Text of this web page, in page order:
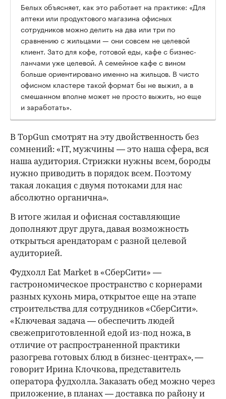
Белых объясняет, как это работает на практике: «Для
аптеки или продуктового магазина офисных
сотрудников можно делить на два или три по
сравнению с жильцами — они совсем не целевой
клиент. Зато для кофе, готовой еды, кафе с бизнес-
ланчами уже целевой. А семейное кафе с вином
больше ориентировано именно на жильцов. В чисто
офисном кластере такой формат бы не выжил, а в
смешанном вполне может не просто выжить, но еще
и заработать».
В TopGun смотрят на эту двойственность без
сомнений: «IT, мужчины — это наша сфера, вся
наша аудитория. Стрижки нужны всем, бороды
нужно приводить в порядок всем. Поэтому
такая локация с двумя потоками для нас
абсолютно органична».
В итоге жилая и офисная составляющие
дополняют друг друга, давая возможность
открыться арендаторам с разной целевой
аудиторией.
Фудхолл Eat Market в «СберСити» —
гастрономическое пространство с корнерами
разных кухонь мира, открытое еще на этапе
строительства для сотрудников «СберСити».
«Ключевая задача — обеспечить людей
свежеприготовленной едой из-под ножа, в
отличие от распространенной практики
разогрева готовых блюд в бизнес-центрах», —
говорит Ирина Клочкова, представитель
оператора фудхолла. Заказать обед можно через
приложение, в планах — доставка по району и